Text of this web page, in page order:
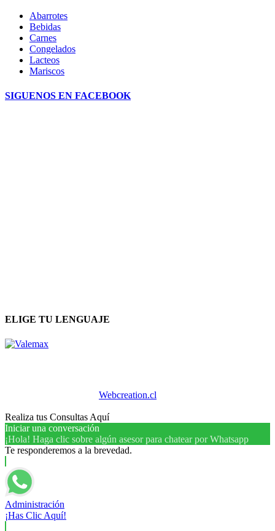
Abarrotes
Bebidas
Carnes
Congelados
Lacteos
Mariscos
SIGUENOS EN FACEBOOK
ELIGE TU LENGUAJE
Webcreation.cl
Realiza tus Consultas Aquí
Iniciar una conversación
¡Hola! Haga clic sobre algún asesor para chatear por Whatsapp
Te responderemos a la brevedad.
Administración
¡Has Clic Aquí!